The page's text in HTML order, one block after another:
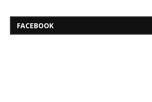
FACEBOOK